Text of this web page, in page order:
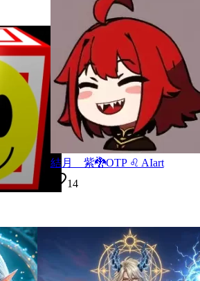
結月 紫🐉OTP ♌ AIart
14